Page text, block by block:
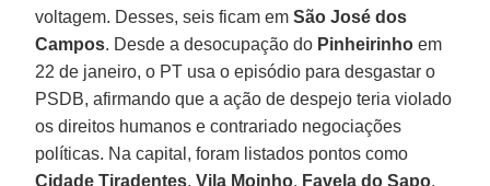
voltagem. Desses, seis ficam emSão José dos
Campos. Desde a desocupação do Pinheirinhoem
22 de janeiro, o PT usa o episódio para desgastar o
PSDB, afirmando que a ação de despejo teria violado
os direitos humanos e contrariado negociações
políticas. Na capital, foram listados pontos como
Cidade Tiradentes,Vila Moinho, Favela do Sapo,